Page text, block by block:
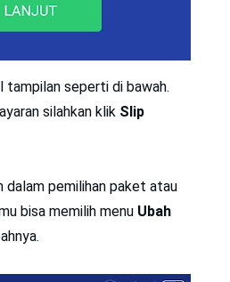
tampilan seperti di bawah.
silahkan klik Slip
dalam pemilihan paket atau
bisa memilih menu Ubah